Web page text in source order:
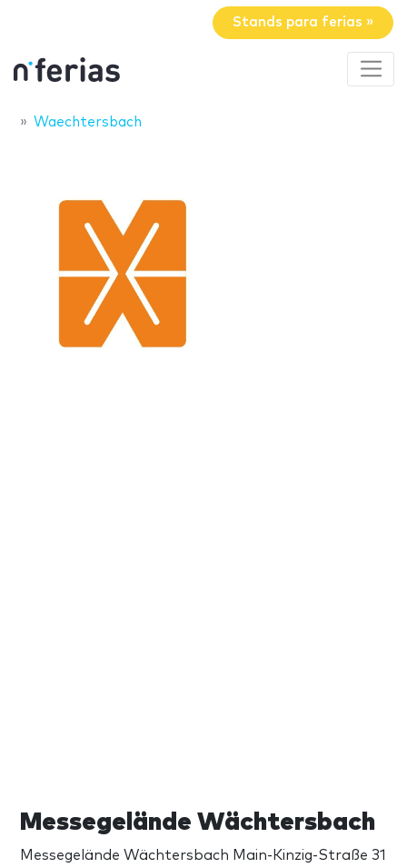
Stands para ferias »
Waechtersbach
Messegelände Wächtersbach
Messegelände Wächtersbach Main-Kinzig-Straße 31